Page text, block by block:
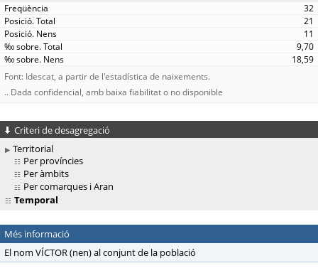
32
21
11
9,70
18,59
Font: Idescat, a partir de l'estadística de naixements.
.. Dada confidencial, amb baixa fiabilitat o no disponible
Criteri de desagregació
Territorial
Per províncies
Per àmbits
Per comarques i Aran
Temporal
Més informació
El nom VÍCTOR (nen) al conjunt de la població